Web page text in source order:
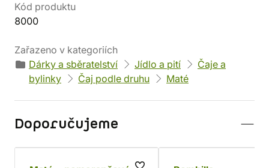
Kód produktu
8000
Zařazeno v kategoriích
Dárky a sběratelství
Jídlo a pití
Čaje a
bylinky
Čaj podle druhu Maté
Doporučujeme